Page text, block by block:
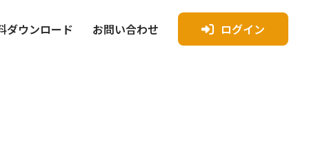
ダウンロード お問い合わせ ログイン